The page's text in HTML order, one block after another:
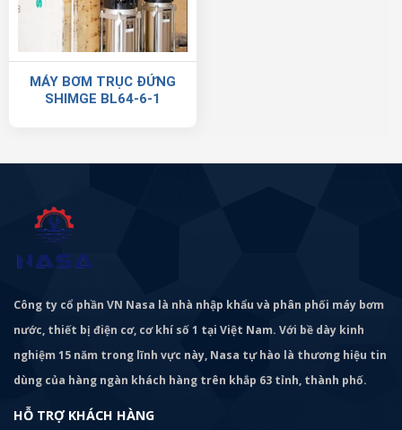
MÁY BƠM TRỤC ĐỨNG
SHIMGE BL64-6-1
Công ty cổ phần VN Nasa là nhà nhập khẩu và phân phối máy bơm
nước, thiết bị điện cơ, cơ khí số 1 tại Việt Nam. Với bề dày kinh
nghiệm 15 năm trong lĩnh vực này, Nasa tự hào là thương hiệu tin
dùng của hàng ngàn khách hàng trên khắp 63 tỉnh, thành phố.
HỖ TRỢ KHÁCH HÀNG